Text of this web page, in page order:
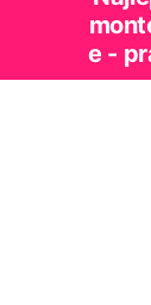
e -